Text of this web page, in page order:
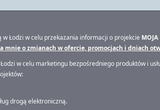
Łodzi w celu przekazania informacji o projekcie
mnie o zmianach w ofercie, promocjach i dniach
w celu marketingu bezpośredniego produktów i
drogą elektroniczną.